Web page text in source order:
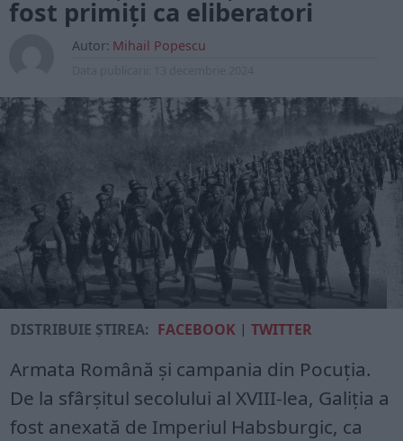
fost primiți ca eliberatori
Autor: Mihail Popescu
DISTRIBUIE ȘTIREA: FACEBOOK |TWITTER
Armata Română și campania din Pocuția.
De la sfârșitul secolului al XVIII-lea, Galiția a
fost anexată de Imperiul Habsburgic, ca